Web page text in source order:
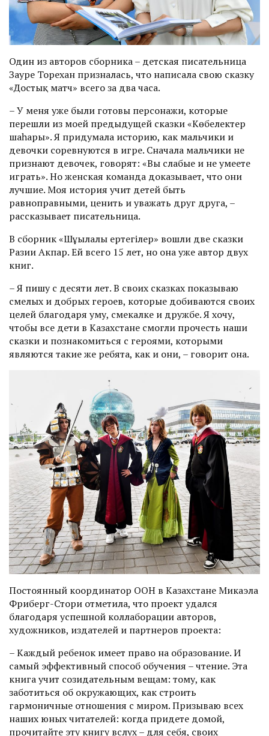
Один из авторов сборника – детская писательница
Зауре Торехан призналась, что написала свою сказку
«Достық матч» всего за два часа.
– У меня уже были готовы персонажи, которые
перешли из моей предыдущей сказки «Көбелектер
шаһары». Я придумала историю, как мальчики и
девочки соревнуются в игре. Сначала мальчики не
признают девочек, говорят: «Вы слабые и не умеете
играть». Но женская команда доказывает, что они
лучшие. Моя история учит детей быть
равноправными, ценить и уважать друг друга, –
рассказывает писательница.
В сборник «Шұғылалы ертегілер» вошли две сказки
Разии Акпар. Ей всего 15 лет, но она уже автор двух
книг.
– Я пишу с десяти лет. В своих сказках показываю
смелых и добрых героев, которые добиваются своих
целей благодаря уму, смекалке и дружбе. Я хочу,
чтобы все дети в Казахстане смогли прочесть наши
сказки и познакомиться с героями, которыми
являются такие же ребята, как и они, – говорит она.
Постоянный координатор ООН в Казахстане Микаэла
Фриберг-Стори отметила, что проект удался
благодаря успешной коллаборации авторов,
художников, издателей и партнеров проекта:
– Каждый ребенок имеет право на образование. И
самый эффективный способ обучения – чтение. Эта
книга учит созидательным вещам: тому, как
заботиться об окружающих, как строить
гармоничные отношения с миром. Призываю всех
наших юных читателей: когда придете домой,
прочитайте эту книгу вслух – для себя, своих